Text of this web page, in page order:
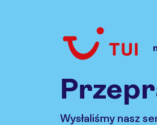
Wysłaliśmy nasz